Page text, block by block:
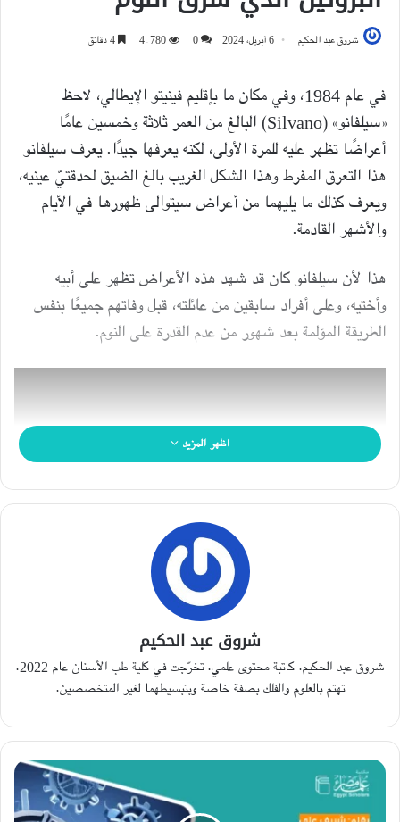
شروق عبد الحكيم 6 أبريل، 2024 0 4٬780
في عام 1984، وفي مكان ما بإقليم فينيتو الإيطالي، لاحظ
«سيلفانو» (Silvano) البالغ من العمر ثلاثة وخمسين عامًا
أعراضًا تظهر عليه للمرة الأولى، لكنه يعرفها جيدًا. يعرف سيلفانو
هذا التعرق المفرط وهذا الشكل الغريب بالغ الضيق لحدقتيّ عينيه،
ويعرف كذلك ما يليهما من أعراض سيتوالى ظهورها في الأيام
والأشهر القادمة.
هذا لأن سيلفانو كان قد شهد هذه الأعراض تظهر على أبيه
وأختيه، وعلى أفراد سابقين من عائلته، قبل وفاتهم جميعًا بنفس
الطريقة المؤلمة بعد شهور من عدم القدرة على النوم.
ما عاناه سيلفانو خلال الأشهر التالية لتشخيصه، والذي سجله
of Bologna)، كان من أوائل التسجيلات الرسمية لأعراض
الحاملة للمرض.
اظهر المزيد
شروق عبد الحكيم
شروق عبد الحكيم. كاتبة محتوى علمي. تخرّجت في كلية طب الأسنان عام 2022.
تهتم بالعلوم والفلك بصفة خاصة وبتبسيطهما لغير المتخصصين.
دراسة
الخصائص
الميكانيكية